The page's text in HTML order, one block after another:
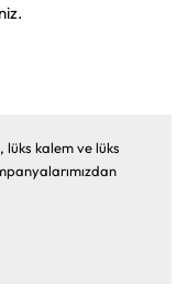
lüks kalem ve lüks